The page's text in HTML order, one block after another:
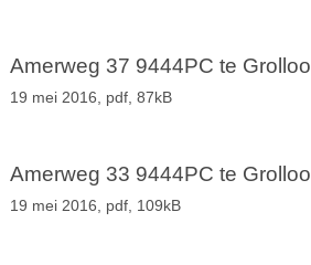
Amerweg 37 9444PC te Grolloo
19 mei 2016, pdf, 87kB
Amerweg 33 9444PC te Grolloo
19 mei 2016, pdf, 109kB